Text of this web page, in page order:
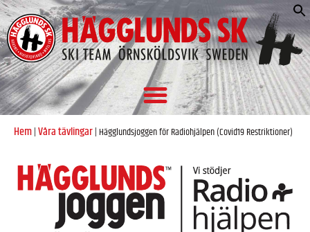
Hem|Våra tävlingar| Hägglundsjoggen för Radiohjälpen (Covid19 Restriktioner)